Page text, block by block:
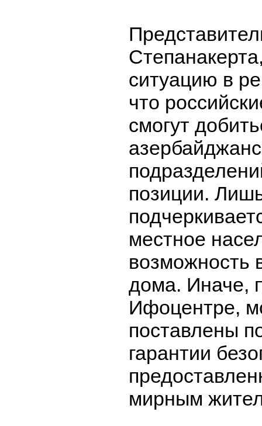
ситуацию в
что
смогут
позиции.
местное
возможность
дома. Иначе,
Ифоцентре,
поставлены
гарантии
мирным